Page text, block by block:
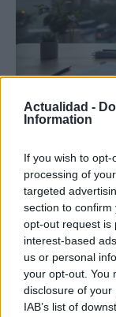
Actualidad -
Information
If you wish to
processing of
targeted
section to
opt-out request is
interest-based
us or personal
your opt-out. You
disclosure of
IAB’s list of
Amparo
La trayectoria de
CRÓNICA